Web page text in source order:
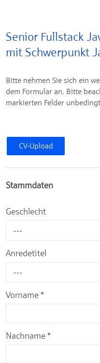
Senior Fullstack
mit Schwerpunkt
Bitte nehmen Sie sich ein
dem Formular an. Bitte
markierten Felder
CV-Upload
Stammdaten
Geschlecht
---
Anredetitel
---
Vorname *
Nachname *